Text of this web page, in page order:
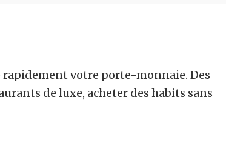
rapidement votre porte-monnaie. Des
de luxe, acheter des habits sans